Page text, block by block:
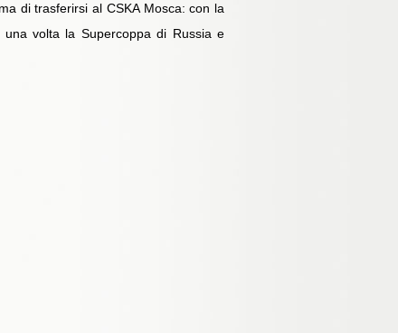
di trasferirsi al CSKA Mosca: con la
volta la Supercoppa di Russia e